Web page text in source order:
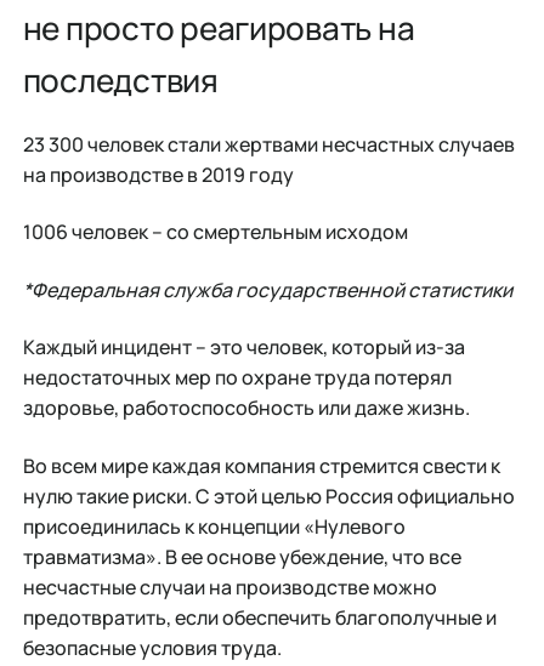
не просто реагировать на
последствия
23 300 человек стали жертвами несчастных случаев
на производстве в 2019 году
1006 человек – со смертельным исходом
*Федеральная служба государственной статистики
Каждый инцидент – это человек, который из-за
недостаточных мер по охране труда потерял
здоровье, работоспособность или даже жизнь.
Во всем мире каждая компания стремится свести к
нулю такие риски. С этой целью Россия официально
присоединилась к концепции «Нулевого
травматизма». В ее основе убеждение, что все
несчастные случаи на производстве можно
предотвратить, если обеспечить благополучные и
безопасные условия труда.